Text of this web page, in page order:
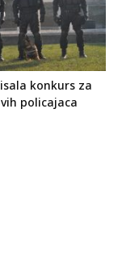
konkurs za
policajaca